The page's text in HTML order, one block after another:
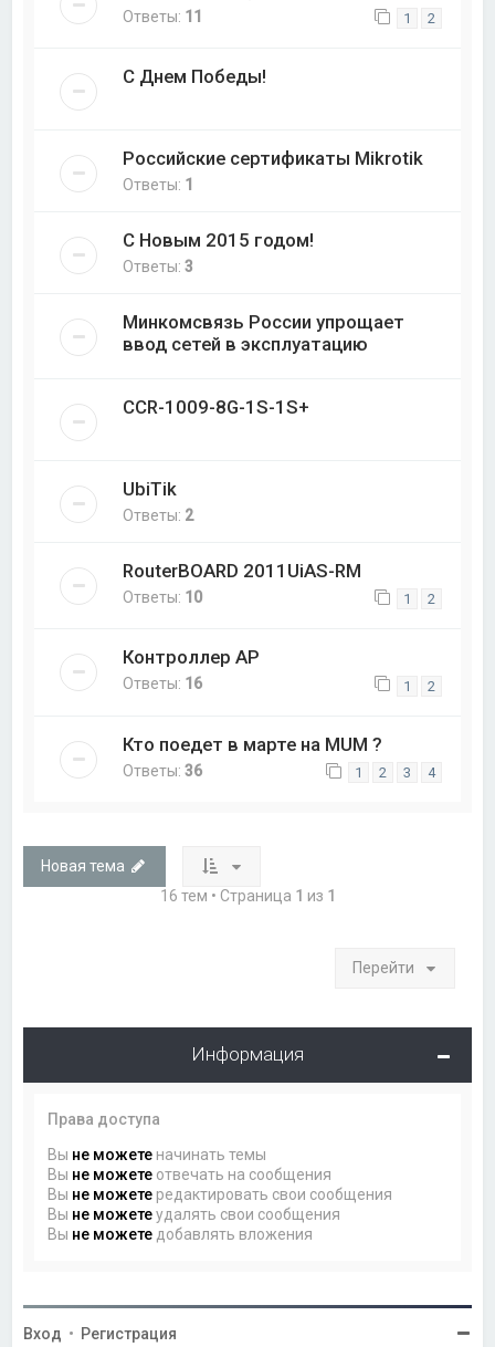
Ответы: 11 1 2
С Днем Победы!
Российские сертификаты Mikrotik
Ответы: 1
С Новым 2015 годом!
Ответы:3
Минкомсвязь России упрощает
ввод сетей в эксплуатацию
CCR-1009-8G-1S-1S+
UbiTik
Ответы: 2
RouterBOARD 2011UiAS-RM
Ответы: 10 1 2
Контроллер AP
Ответы: 16 1 2
Кто поедет в марте на MUM ?
Ответы:36 1 2 3 4
Новая тема
16 тем • Страница 1 из 1
Перейти
Информация
Права доступа
Вы не можете начинать темы
Вы не можете отвечать на сообщения
Вы не можете редактировать свои сообщения
Вы не можетеудалять свои сообщения
Вы не можете добавлять вложения
Вход • Регистрация